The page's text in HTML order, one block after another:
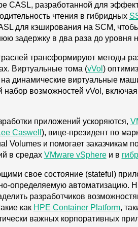
CASL, разработанной для
чтения в гибридных
для кэширования на SCM,
задержку в два раза до
трансформируют методы
Виртуальные тома (vVol )
динамические виртуальные
набор возможностей vVol, включая
приложений ускоряются,
Caswell ), вице-президент по
Volumes и помогает заказчикам
в средах VMware vSphereи в
свое состояние (stateful)
определяемую автоматизацию.
разработчиков
как HPE Container Platform,
важных корпоративных